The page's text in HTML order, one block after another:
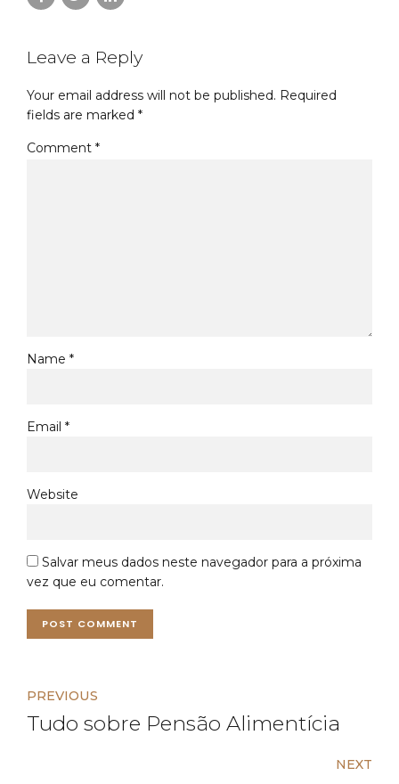
Leave a Reply
Your email address will not be published. Required
fields are marked *
Comment *
Name *
Email *
Website
Salvar meus dados neste navegador para a próxima
vez que eu comentar.
POST COMMENT
PREVIOUS
Tudo sobre Pensão Alimentícia
NEXT